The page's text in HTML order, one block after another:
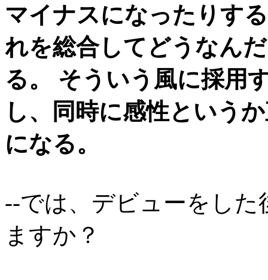
マイナスになったりす
れを総合してどうなん
る。 そういう風に採用
し、同時に感性という
になる。
--では、デビューをし
ますか？